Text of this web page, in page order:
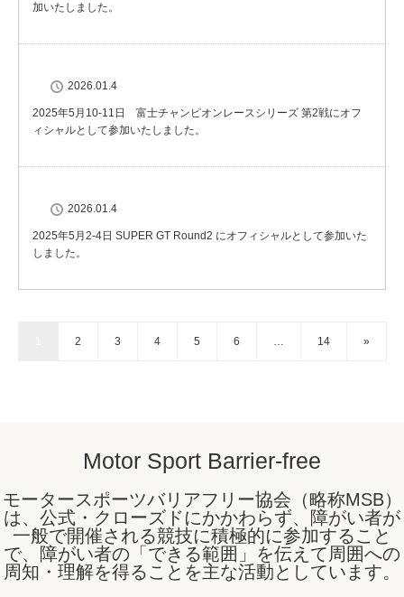
加いたしました。
2026.01.4
2025年5月10-11日 富士チャンピオンレースシリーズ 第2戦にオフ
ィシャルとして参加いたしました。
2026.01.4
2025年5月2-4日 SUPER GT Round2 にオフィシャルとして参加いた
しました。
2 3 4 5 6 … 14 »
Motor Sport Barrier-free
モータースポーツバリアフリー協会（略称MSB）
は、公式・クローズドにかかわらず、障がい者が
一般で開催される競技に積極的に参加すること
で、障がい者の「できる範囲」を伝えて周囲への
周知・理解を得ることを主な活動としています。